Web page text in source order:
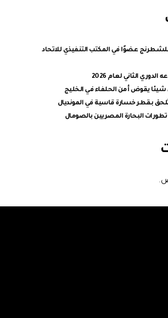
عضوًا في المكتب التنفيذي للاتحاد
الثاني لعام 2026
يقوض أمن الحلفاء في الخليج
بقطر خسارة قاسية في المونديال
البحارة المصريين بالصومال